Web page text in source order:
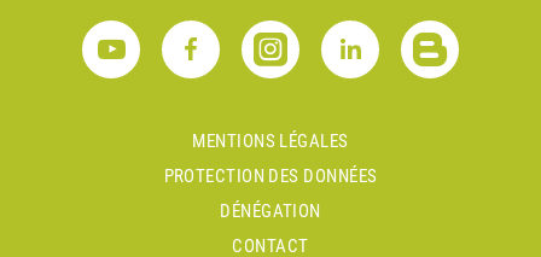
MENTIONS LÉGALES
PROTECTION DES DONNÉES
DÉNÉGATION
CONTACT